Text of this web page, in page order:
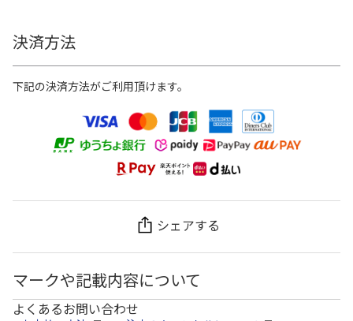
決済方法
下記の決済方法がご利用頂けます。
シェアする
マークや記載内容について
よくあるお問い合わせ